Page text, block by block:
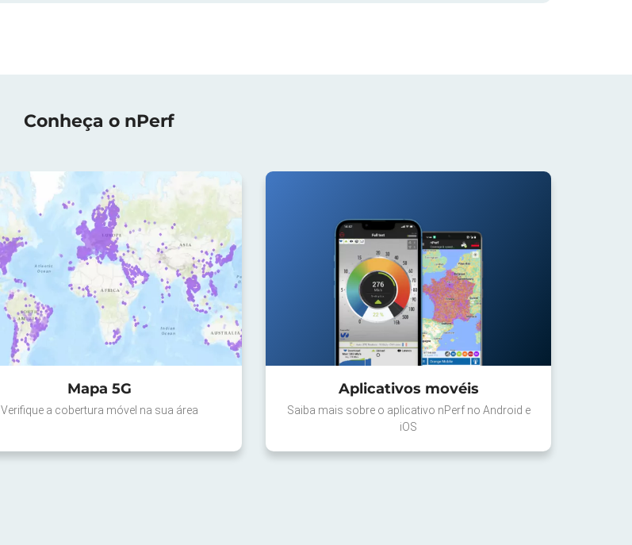
Conheça o nPerf
Mapa 5G
Verifique a cobertura móvel na sua área
Aplicativos movéis
Saiba mais sobre o aplicativo nPerf no Android e
iOS